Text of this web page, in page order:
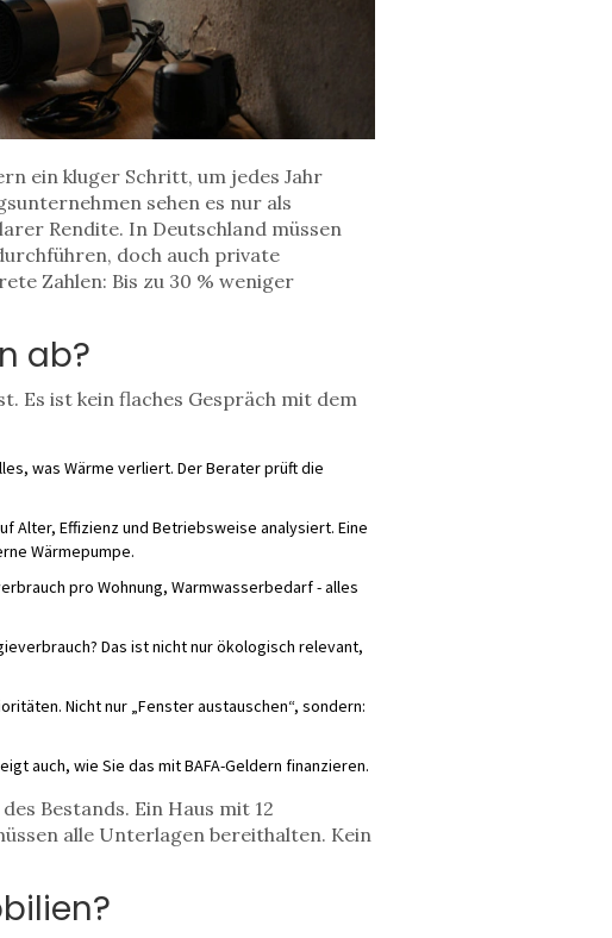
ein kluger Schritt, um jedes Jahr
sehen es nur als
Rendite. In Deutschland müssen
doch auch private
Zahlen: Bis zu 30 % weniger
ab?
Es ist kein flaches Gespräch mit dem
was Wärme verliert. Der Berater prüft die
Alter, Effizienz und Betriebsweise analysiert. Eine
Wärmepumpe.
pro Wohnung, Warmwasserbedarf - alles
Das ist nicht nur ökologisch relevant,
Nicht nur „Fenster austauschen“, sondern:
auch, wie Sie das mit BAFA-Geldern finanzieren.
Bestands. Ein Haus mit 12
alle Unterlagen bereithalten. Kein